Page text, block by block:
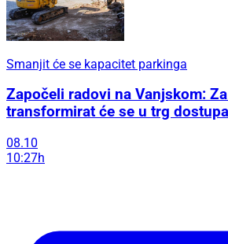
Smanjit će se kapacitet parkinga
Započeli radovi na Vanjskom:
transformirat će se u trg
08.10
10:27h